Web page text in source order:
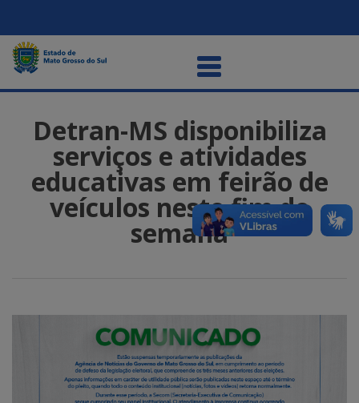
Detran-MS disponibiliza
serviços e atividades
educativas em feirão de
veículos neste fim de
semana